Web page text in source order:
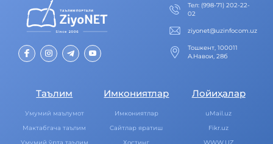
Тел: (998-71) 202-22-
02
ziyonet@uzinfocom.uz
Тошкент, 100011
А.Навои, 28б
Таълим
Умумий маълумот
Мактабгача таълим
Умумий ўрта таълим
Имкониятлар
Имкониятлар
Cайтлар яратиш
Хостинг
Лойиҳалар
uMail.uz
Fikr.uz
WWW.UZ